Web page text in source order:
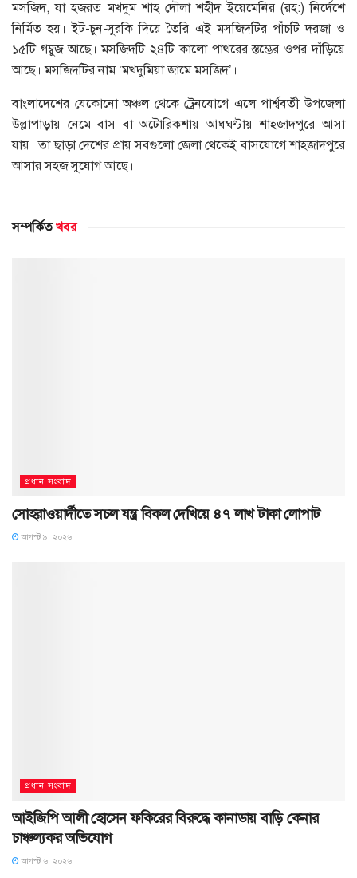
মসজিদ, যা হজরত মখদুম শাহ দৌলা শহীদ ইয়েমেনির (রহ:) নির্দেশে
নির্মিত হয়। ইট-চুন-সুরকি দিয়ে তৈরি এই মসজিদটির পাঁচটি দরজা ও
১৫টি গম্বুজ আছে। মসজিদটি ২৪টি কালো পাথরের স্তম্ভের ওপর দাঁড়িয়ে
আছে। মসজিদটির নাম ‘মখদুমিয়া জামে মসজিদ’।
বাংলাদেশের যেকোনো অঞ্চল থেকে ট্রেনযোগে এলে পার্শ্ববর্তী উপজেলা
উল্লাপাড়ায় নেমে বাস বা অটোরিকশায় আধঘণ্টায় শাহজাদপুরে আসা
যায়। তা ছাড়া দেশের প্রায় সবগুলো জেলা থেকেই বাসযোগে শাহজাদপুরে
আসার সহজ সুযোগ আছে।
সম্পর্কিতখবর
প্রধান সংবাদ
সোহরাওয়ার্দীতে সচল যন্ত্র বিকল দেখিয়ে ৪৭ লাখ টাকা লোপাট
আগস্ট ৯, ২০২৬
প্রধান সংবাদ
আইজিপি আলী হোসেন ফকিরের বিরুদ্ধে কানাডায় বাড়ি কেনার
চাঞ্চল্যকর অভিযোগ
আগস্ট ৬, ২০২৬